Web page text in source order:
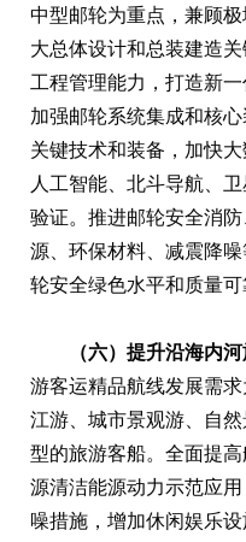
中型邮轮为重点，兼顾
大总体设计和总装建造
工程管理能力，打造新
加强邮轮系统集成和核
关键技术和装备，加快大
人工智能、北斗导航、
验证。推进邮轮安全消
源、环保材料、减震降
轮安全绿色水平和质量可
（六）提升沿海内
游客运精品航线发展需
江游、城市景观游、自
型的旅游客船。全面提
源清洁能源动力示范应
噪措施，增加休闲娱乐